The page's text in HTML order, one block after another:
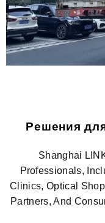
Решения
Shanghai
Professionals,
Clinics, Optical
Partners, And